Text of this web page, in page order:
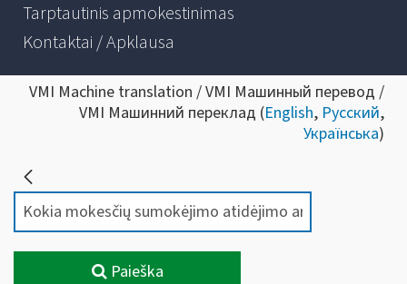
Tarptautinis apmokestinimas
Kontaktai / Apklausa
VMI Machine translation / VMI Машинный перевод /
VMI Машинний переклад (English, Русский,
Українська)
Paieška